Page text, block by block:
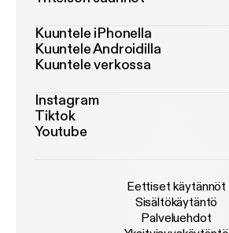
Kuuntele iPhonella
Kuuntele Androidilla
Kuuntele verkossa
Instagram
Tiktok
Youtube
Eettiset käytännöt
Sisältökäytäntö
Palveluehdot